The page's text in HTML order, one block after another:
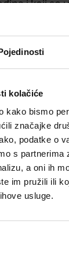
kolačiće
kako bismo
značajke
podatke o
s partnerima
a oni ih
im pružili ili
usluge.
i koji se
ovim
pravilima
u